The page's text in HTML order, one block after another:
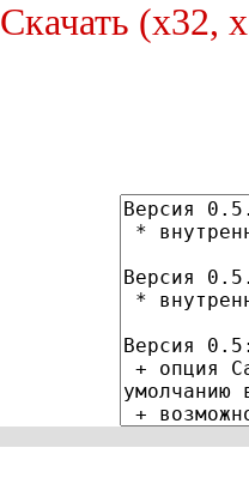
Скачать (x32,